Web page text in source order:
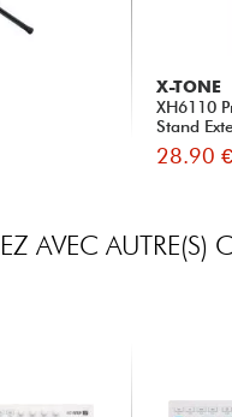
X-TONE
XH6110
Stand
28.90 €
AVEC AUTRE(S)